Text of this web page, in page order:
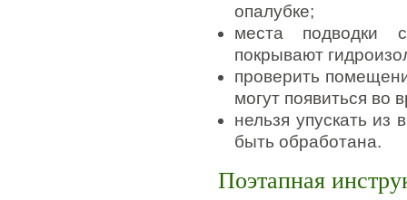
опалубке;
места подводки
покрывают
проверить
могут появиться во
нельзя упускать
быть обработана.
Поэтапная